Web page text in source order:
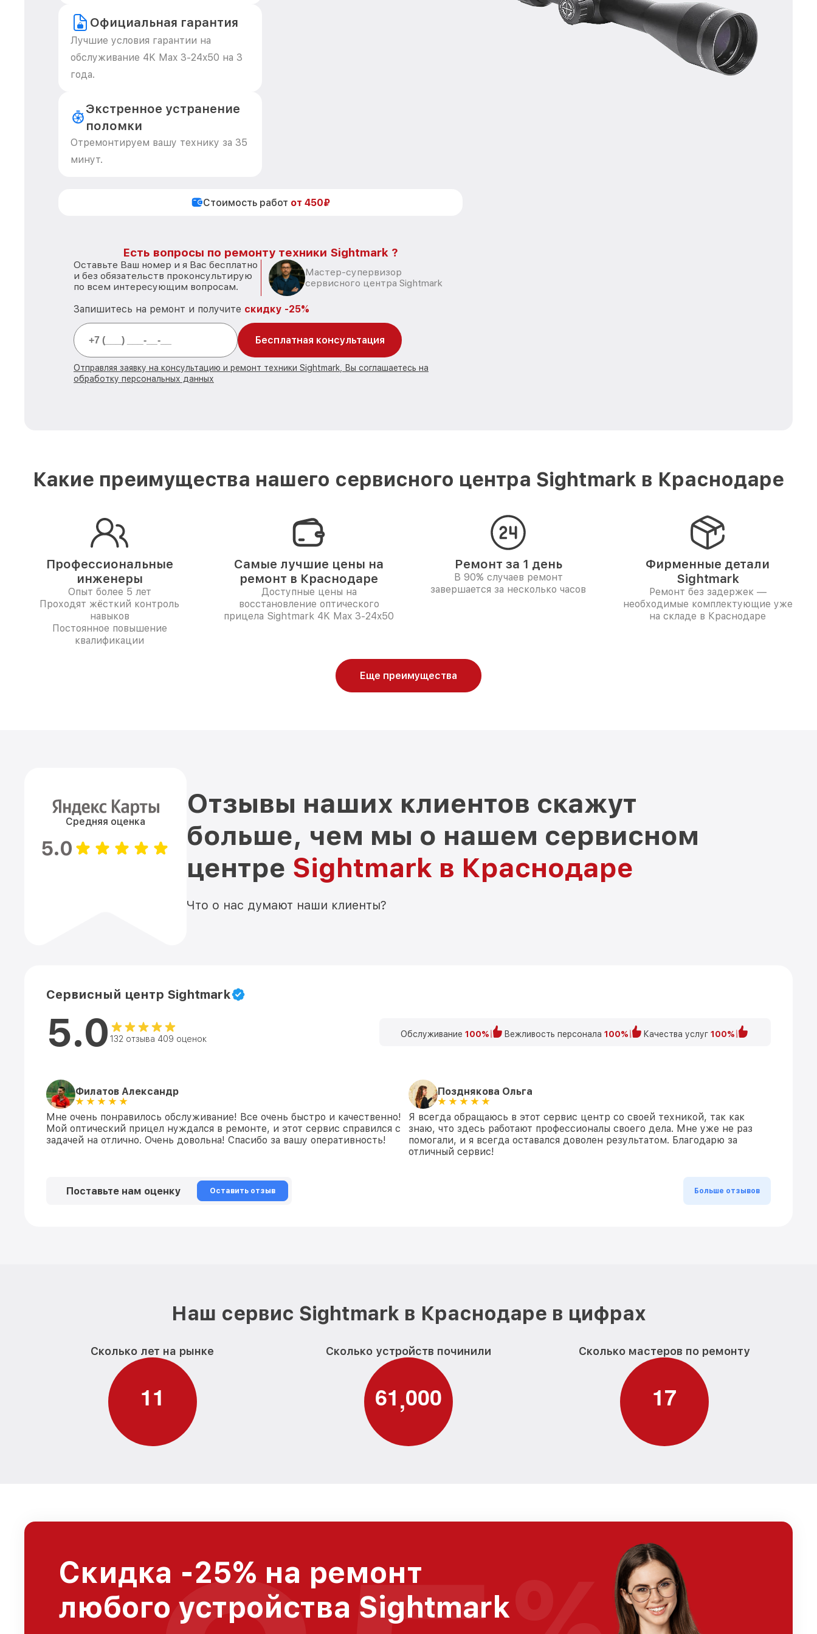
Официальная гарантия
Лучшие условия гарантии на
обслуживание 4K Max 3-24x50 на 3
года.
Экстренное устранение
поломки
Отремонтируем вашу технику за 35
минут.
Стоимость работ от 450₽
Есть вопросы по ремонту техники Sightmark ?
Оставьте Ваш номер и я Вас бесплатно
и без обязательств проконсультирую
по всем интересующим вопросам.
Мастер-супервизор
сервисного центра Sightmark
Запишитесь на ремонт и получите скидку -25%
Бесплатная консультация
Отправляя заявку на консультацию и ремонт техники Sightmark, Вы соглашаетесь на
обработку персональных данных
Какие преимущества нашего сервисного центра Sightmark в Краснодаре
Профессиональные
инженеры
Опыт более 5 лет
Проходят жёсткий контроль
навыков
Постоянное повышение
квалификации
Самые лучшие цены на
ремонт в Краснодаре
Доступные цены на
восстановление оптического
прицела Sightmark 4K Max 3-24x50
Ремонт за 1 день
В 90% случаев ремонт
завершается за несколько часов
Фирменные детали
Sightmark
Ремонт без задержек —
необходимые комплектующие уже
на складе в Краснодаре
Еще преимущества
Средняя оценка
5.0
Отзывы наших клиентов скажут
больше, чем мы о нашем сервисном
центре Sightmark в Краснодаре
Что о нас думают наши клиенты?
Сервисный центр Sightmark
5.0 132 отзыва 409 оценок Обслуживание 100% Вежливость персонала 100% Качества услуг 100%
Филатов Александр
Мне очень понравилось обслуживание! Все очень быстро и качественно!
Мой оптический прицел нуждался в ремонте, и этот сервис справился с
задачей на отлично. Очень довольна! Спасибо за вашу оперативность!
Позднякова Ольга
Я всегда обращаюсь в этот сервис центр со своей техникой, так как
знаю, что здесь работают профессионалы своего дела. Мне уже не раз
помогали, и я всегда оставался доволен результатом. Благодарю за
отличный сервис!
Поставьте нам оценку Оставить отзыв Больше отзывов
Наш сервис Sightmark в Краснодаре в цифрах
Сколько лет на рынке
11
Сколько устройств починили
61,000
Сколько мастеров по ремонту
17
Скидка -25% на ремонт
любого устройства Sightmark